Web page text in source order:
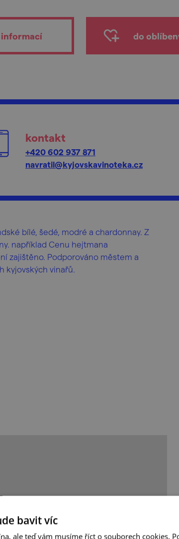
informací do
kontakt
+420 602 937 871
navratil@kyjovskavinoteka.cz
bílé, šedé, modré a chardonnay. Z
například Cenu hejtmana
zajištěno. Podporováno městem a
kyjovských vinařů.
bavit víc
ale teď vám musíme říct o souborech cookies.